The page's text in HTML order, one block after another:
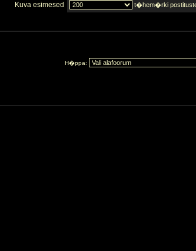
Kuva esimesed t�hem�rki
H�ppa: